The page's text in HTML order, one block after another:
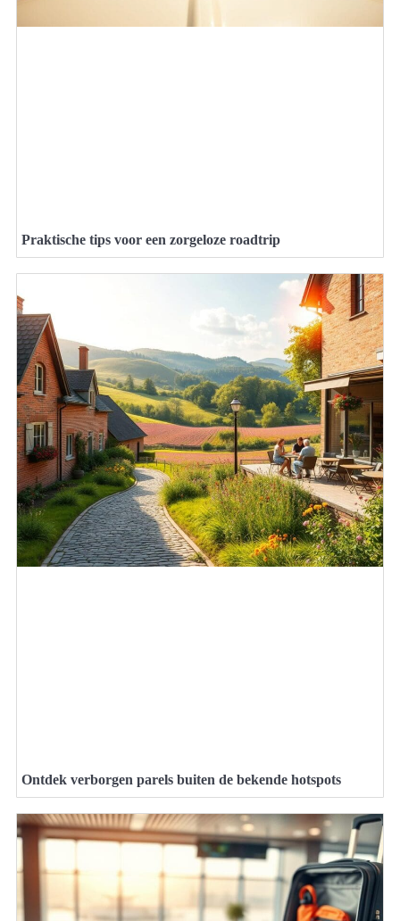
Praktische tips voor een zorgeloze roadtrip
Ontdek verborgen parels buiten de bekende hotspots